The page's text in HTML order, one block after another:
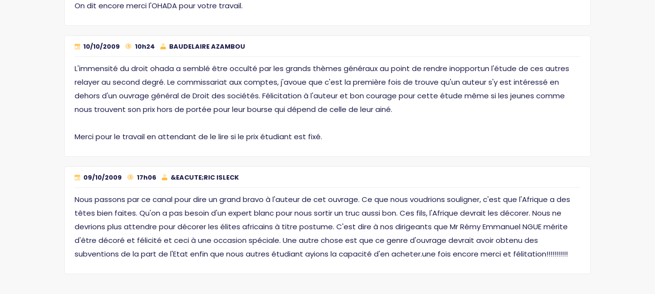
On dit encore merci l'OHADA pour votre travail.
10/10/2009 10h24 BAUDELAIRE AZAMBOU
L'immensité du droit ohada a semblé être occulté par les grands thèmes généraux au point de rendre inopportun l'étude de ces autres
relayer au second degré. Le commissariat aux comptes, j'avoue que c'est la première fois de trouve qu'un auteur s'y est intéressé en
dehors d'un ouvrage général de Droit des sociétés. Félicitation à l'auteur et bon courage pour cette étude même si les jeunes comme
nous trouvent son prix hors de portée pour leur bourse qui dépend de celle de leur ainé.
Merci pour le travail en attendant de le lire si le prix étudiant est fixé.
09/10/2009 17h06 &EACUTE;RIC ISLECK
Nous passons par ce canal pour dire un grand bravo à l'auteur de cet ouvrage. Ce que nous voudrions souligner, c'est que l'Afrique a des
têtes bien faites. Qu'on a pas besoin d'un expert blanc pour nous sortir un truc aussi bon. Ces fils, l'Afrique devrait les décorer. Nous ne
devrions plus attendre pour décorer les élites africains à titre postume. C'est dire à nos dirigeants que Mr Rémy Emmanuel NGUE mérite
d'être décoré et félicité et ceci à une occasion spéciale. Une autre chose est que ce genre d'ouvrage devrait avoir obtenu des
subventions de la part de l'Etat enfin que nous autres étudiant ayions la capacité d'en acheter.une fois encore merci et félitation!!!!!!!!!!!